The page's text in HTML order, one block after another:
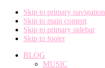
Skip to primary navigation
Skip to main content
Skip to primary sidebar
Skip to footer
BLOG
MUSIC